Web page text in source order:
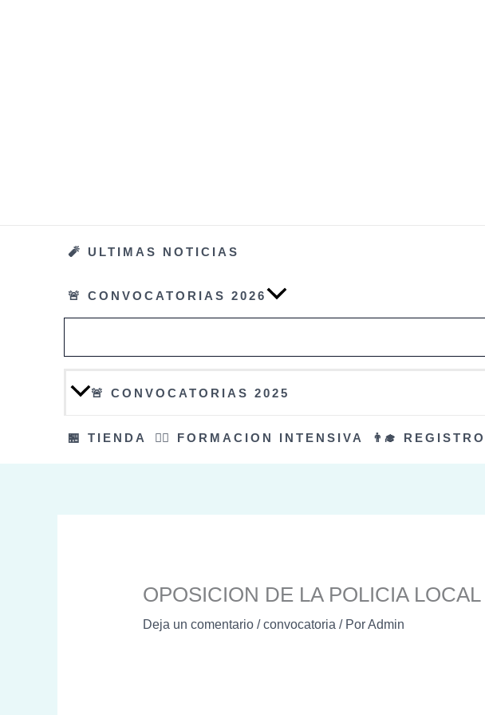
🧨 ULTIMAS NOTICIAS
🚨 CONVOCATORIAS 2026
🚨 CONVOCATORIAS 2025
🏪 TIENDA 👮‍♀️ FORMACION INTENSIVA 👨‍🎓
OPOSICION DE LA POLICIA
Deja un comentario / convocatoria/ PorAdmin